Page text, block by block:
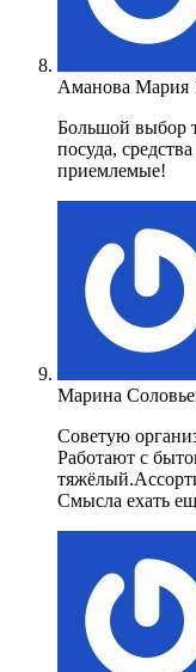
Аманова Мария
Большой выбор
посуда,
приемлемые!
Марина
Советую
Работают с
Смысла ехать